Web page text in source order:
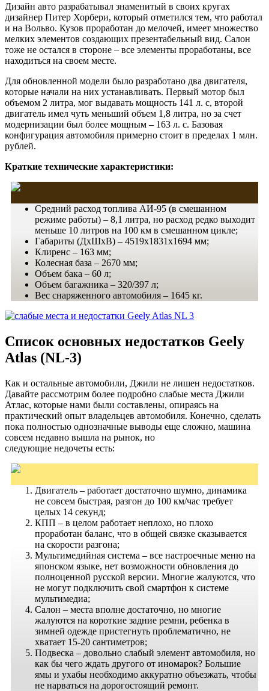
Дизайн авто разрабатывал знаменитый в своих кругах
дизайнер Питер Хорбери, который отметился тем, что работал
и на Вольво. Кузов проработан до мелочей, имеет множество
мелких элементов создающих презентабельный вид. Салон
тоже не остался в стороне – все элементы проработаны, все
находиться на своем месте.
Для обновленной модели было разработано два двигателя,
которые начали на них устанавливать. Первый мотор был
объемом 2 литра, мог выдавать мощность 141 л. с, второй
двигатель имел чуть меньший объем 1,8 литра, но за счет
модернизации был более мощным – 163 л. с. Базовая
конфигурация автомобиля примерно стоит в пределах 1 млн.
рублей.
Краткие технические характеристики:
Средний расход топлива АИ-95 (в смешанном
режиме работы) – 8,1 литра, но расход редко выходит
меньше 10 литров на 100 км в смешанном цикле;
Габариты (ДхШхВ) – 4519х1831х1694 мм;
Клиренс – 163 мм;
Колесная база – 2670 мм;
Объем бака – 60 л;
Объем багажника – 320/397 л;
Вес снаряженного автомобиля – 1645 кг.
Список основных недостатков Geely
Atlas (NL-3)
Как и остальные автомобили, Джили не лишен недостатков.
Давайте рассмотрим более подробно слабые места Джили
Атлас, которые нами были составлены, опираясь на
практический опыт владельцев автомобиля. Конечно, сделать
пока полностью однозначные выводы еще сложно, машина
совсем недавно вышла на рынок, но
следующие недочеты есть:
Двигатель – работает достаточно шумно, динамика
не совсем быстрая, разгон до 100 км/час требует
целых 14 секунд;
КПП – в целом работает неплохо, но плохо
проработан баланс, что в общей связке сказывается
на скорости разгона;
Мультимедийная система – все настроечные меню на
японском языке, нет возможности обновления до
полноценной русской версии. Многие жалуются, что
не могут подключить свой смартфон к системе
мультимедиа;
Салон – места вполне достаточно, но многие
жалуются на короткие задние ремни, ребенка в
зимней одежде пристегнуть проблематично, не
хватает 15-20 сантиметров;
Подвеска – довольно слабый элемент автомобиля, но
как бы чего ждать другого от иномарок? Большие
ямы и ухабы необходимо аккуратно объезжать, чтобы
не нарваться на дорогостоящий ремонт.